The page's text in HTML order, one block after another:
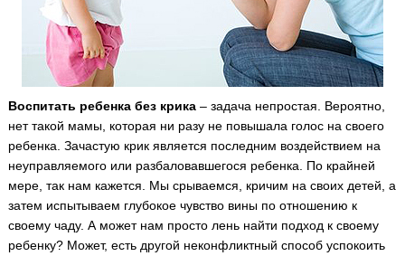
Воспитать ребенка без крика– задача непростая. Вероятно,
нет такой мамы, которая ни разу не повышала голос на своего
ребенка. Зачастую крик является последним воздействием на
неуправляемого или разбаловавшегося ребенка. По крайней
мере, так нам кажется. Мы срываемся, кричим на своих детей, а
затем испытываем глубокое чувство вины по отношению к
своему чаду. А может нам просто лень найти подход к своему
ребенку? Может, есть другой неконфликтный способ успокоить